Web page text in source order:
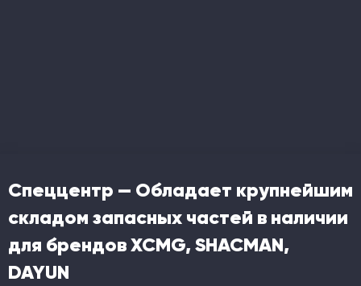
Спеццентр — Обладает крупнейшим
складом запасных частей в наличии
для брендов XCMG, SHACMAN,
DAYUN